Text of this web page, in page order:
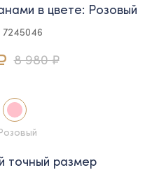
в цвете: Розовый
7245046
8 980 ₽
точный размер